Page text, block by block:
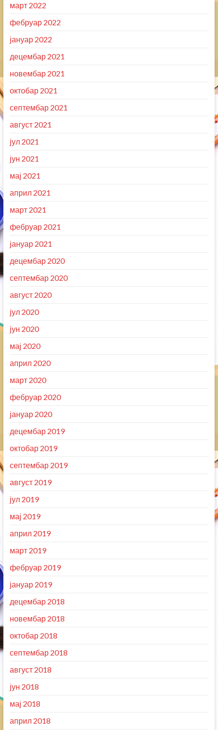
март 2022
фебруар 2022
јануар 2022
децембар 2021
новембар 2021
октобар 2021
септембар 2021
август 2021
јул 2021
јун 2021
мај 2021
април 2021
март 2021
фебруар 2021
јануар 2021
децембар 2020
септембар 2020
август 2020
јул 2020
јун 2020
мај 2020
април 2020
март 2020
фебруар 2020
јануар 2020
децембар 2019
октобар 2019
септембар 2019
август 2019
јул 2019
мај 2019
април 2019
март 2019
фебруар 2019
јануар 2019
децембар 2018
новембар 2018
октобар 2018
септембар 2018
август 2018
јун 2018
мај 2018
април 2018